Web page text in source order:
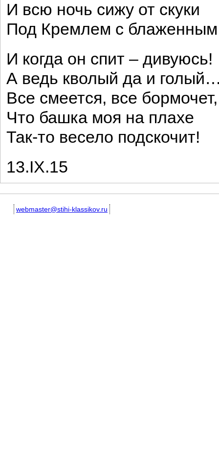
И всю ночь сижу от скуки
Под Кремлем с
И когда он спит – дивуюсь!
А ведь кволый да и
Все смеется, все бормочет,
Что башка моя на плахе
Так-то весело подскочит!
13.IХ.15
webmaster@stihi-klassikov.ru